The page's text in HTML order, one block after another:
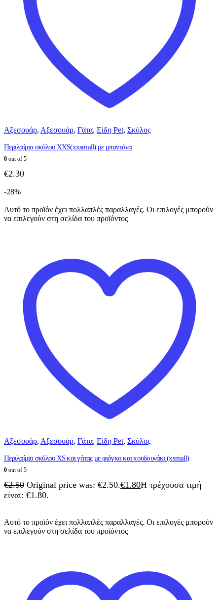
Αξεσουάρ, Αξεσουάρ, Γάτα, Είδη Pet, Σκύλος
Περιλαίμιο σκύλου XΧS(xxsmall) με μπαντάνα
0 out of 5
€2.30
-28%
Αυτό το προϊόν έχει πολλαπλές παραλλαγές. Οι επιλογές μπορούν
να επιλεγούν στη σελίδα του προϊόντος
Αξεσουάρ, Αξεσουάρ, Γάτα, Είδη Pet, Σκύλος
Περιλαίμιο σκύλου XS και γάτας με φιόγκο και κουδουνάκι (xsmall)
0 out of 5
€2.50 Original price was: €2.50.€1.80Η τρέχουσα τιμή
είναι: €1.80.
Αυτό το προϊόν έχει πολλαπλές παραλλαγές. Οι επιλογές μπορούν
να επιλεγούν στη σελίδα του προϊόντος